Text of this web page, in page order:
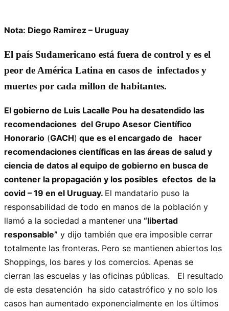
Nota: Diego Ramirez – Uruguay
El país Sudamericano está fuera de control y es el
peor de América Latina en casos de infectados y
muertes por cada millon de habitantes.
El gobierno de Luis Lacalle Pou ha desatendido las
recomendaciones del Grupo Asesor Científico
Honorario (GACH) que es el encargado de hacer
recomendaciones científicas en las áreas de salud y
ciencia de datos al equipo de gobierno en busca de
contener la propagación y los posibles efectos de la
covid – 19 en el Uruguay. El mandatario puso la
responsabilidad de todo en manos de la población y
llamó a la sociedad a mantener una “libertad
responsable” y dijo también que era imposible cerrar
totalmente las fronteras. Pero se mantienen abiertos los
Shoppings, los bares y los comercios. Apenas se
cierran las escuelas y las oficinas públicas. El resultado
de esta desatención ha sido catastrófico y no solo los
casos han aumentado exponencialmente en los últimos